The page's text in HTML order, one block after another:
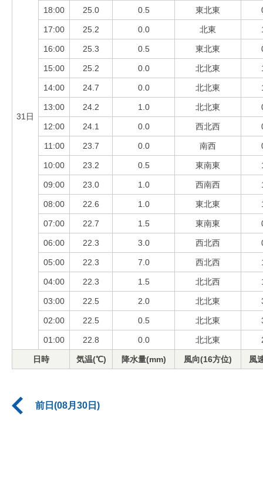
31日
18:00 25.0 0.5 東北東
17:00 25.2 0.0 北東
16:00 25.3 0.5 東北東
15:00 25.2 0.0 北北東
14:00 24.7 0.0 北北東
13:00 24.2 1.0 北北東
12:00 24.1 0.0 西北西
11:00 23.7 0.0 南西
10:00 23.2 0.5 東南東
09:00 23.0 1.0 西南西
08:00 22.6 1.0 東北東
07:00 22.7 1.5 東南東
06:00 22.3 3.0 西北西
05:00 22.3 7.0 西北西
04:00 22.3 1.5 北北西
03:00 22.5 2.0 北北東
02:00 22.5 0.5 北北東
01:00 22.8 0.0 北北東
日時 気温(℃) 降水量(mm) 風向(16方位) 風
前日(08月30日)